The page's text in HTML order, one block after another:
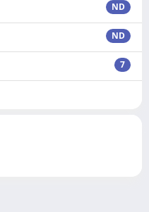
ND
ND
7